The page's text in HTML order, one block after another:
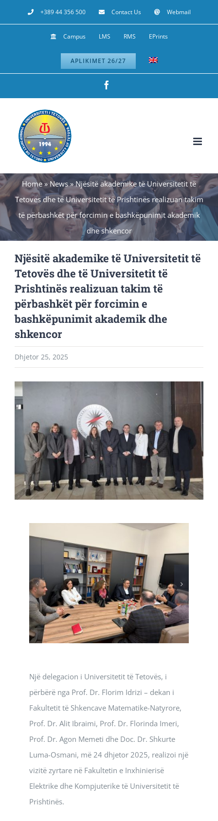
to
+389 44 356 500 Contact Us Webmail
Campus LMS RMS EPrints
APLIKIMET 26/27
Home»News»Njësitë akademike të Universitetit të
Tetovës dhe të Universitetit të Prishtinës realizuan takim
të përbashkët për forcimin e bashkëpunimit akademik
dhe shkencor
Njësitë akademike të Universitetit të
Tetovës dhe të Universitetit të
Prishtinës realizuan takim të
përbashkët për forcimin e
bashkëpunimit akademik dhe
shkencor
Dhjetor 25, 2025
View
Larger
Image
Një delegacion i Universitetit të Tetovës, i
përbërë nga Prof. Dr. Florim Idrizi – dekan i
Fakultetit të Shkencave Matematike-Natyrore,
Prof. Dr. Alit Ibraimi, Prof. Dr. Florinda Imeri,
Prof. Dr. Agon Memeti dhe Doc. Dr. Shkurte
Luma-Osmani, më 24 dhjetor 2025, realizoi një
vizitë zyrtare në Fakultetin e Inxhinierisë
Elektrike dhe Kompjuterike të Universitetit të
Prishtinës.